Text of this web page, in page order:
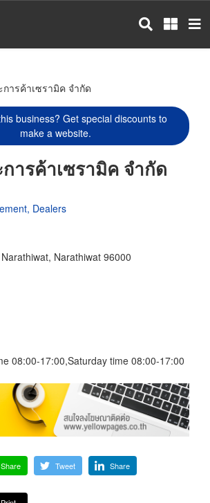
ารค้าเซรามิค จำกัด
business? Get special discounts to
make a website.
ารค้าเซรามิค จำกัด
Dealers
Narathiwat 96000
08:00-17:00,Saturday time 08:00-17:00
Share Tweet Share